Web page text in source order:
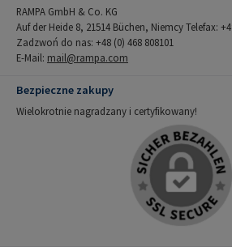
RAMPA GmbH & Co. KG
Auf der Heide 8, 21514 Büchen, Niemcy Telefax:
Zadzwoń do nas: +48 (0) 468 808101
E-Mail: mail@rampa.com
Bezpieczne zakupy
Wielokrotnie nagradzany i certyfikowany!